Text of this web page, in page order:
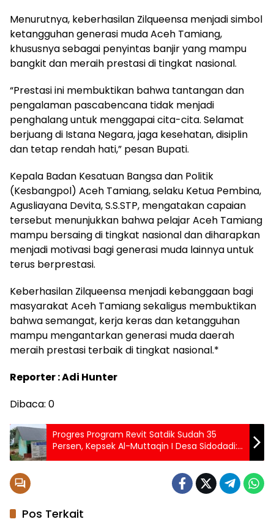
Menurutnya, keberhasilan Zilqueensa menjadi simbol
ketangguhan generasi muda Aceh Tamiang,
khususnya sebagai penyintas banjir yang mampu
bangkit dan meraih prestasi di tingkat nasional.
“Prestasi ini membuktikan bahwa tantangan dan
pengalaman pascabencana tidak menjadi
penghalang untuk menggapai cita-cita. Selamat
berjuang di Istana Negara, jaga kesehatan, disiplin
dan tetap rendah hati,” pesan Bupati.
Kepala Badan Kesatuan Bangsa dan Politik
(Kesbangpol) Aceh Tamiang, selaku Ketua Pembina,
Agusliayana Devita, S.S.STP, mengatakan capaian
tersebut menunjukkan bahwa pelajar Aceh Tamiang
mampu bersaing di tingkat nasional dan diharapkan
menjadi motivasi bagi generasi muda lainnya untuk
terus berprestasi.
Keberhasilan Zilqueensa menjadi kebanggaan bagi
masyarakat Aceh Tamiang sekaligus membuktikan
bahwa semangat, kerja keras dan ketangguhan
mampu mengantarkan generasi muda daerah
meraih prestasi terbaik di tingkat nasional.*
Reporter : Adi Hunter
Dibaca: 0
Progres Program Revit Satdik Sudah 35
Persen, Kepsek Al-Muttaqin I Desa Sidodadi:
Kami Butuh Ruang ADM
Pos Terkait